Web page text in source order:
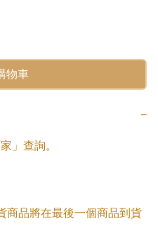
物車
−
」查詢。
商品將在最後一個商品到貨